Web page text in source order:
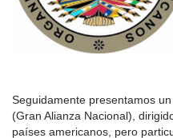
Seguidamente presentamos
(Gran Alianza Nacional),
países americanos, pero